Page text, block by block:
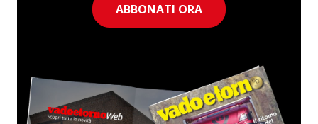
ABBONATI ORA